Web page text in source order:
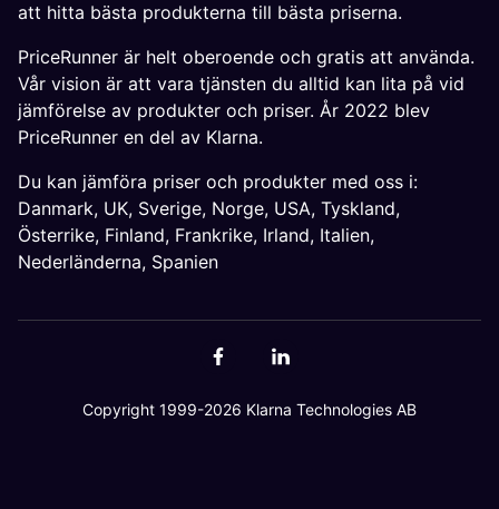
att hitta bästa produkterna till bästa priserna.
PriceRunner är helt oberoende och gratis att använda.
Vår vision är att vara tjänsten du alltid kan lita på vid
jämförelse av produkter och priser. År 2022 blev
PriceRunner en del av Klarna.
Du kan jämföra priser och produkter med oss i:
Danmark, UK, Sverige, Norge, USA, Tyskland,
Österrike, Finland, Frankrike, Irland, Italien,
Nederländerna, Spanien
Copyright 1999-2026 Klarna Technologies AB